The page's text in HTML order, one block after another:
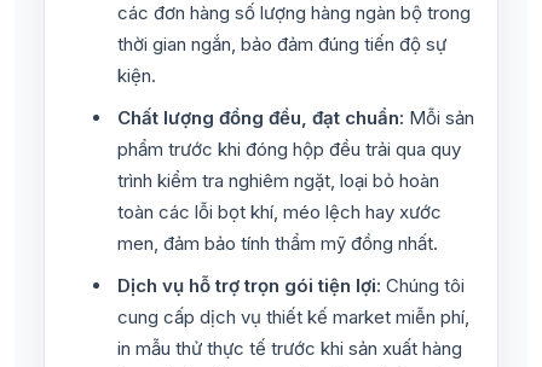
các đơn hàng số lượng hàng ngàn bộ trong
thời gian ngắn, bảo đảm đúng tiến độ sự
kiện.
Chất lượng đồng đều, đạt chuẩn: Mỗi sản
phẩm trước khi đóng hộp đều trải qua quy
trình kiểm tra nghiêm ngặt, loại bỏ hoàn
toàn các lỗi bọt khí, méo lệch hay xước
men, đảm bảo tính thẩm mỹ đồng nhất.
Dịch vụ hỗ trợ trọn gói tiện lợi: Chúng tôi
cung cấp dịch vụ thiết kế market miễn phí,
in mẫu thử thực tế trước khi sản xuất hàng